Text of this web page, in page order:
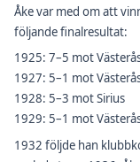
Åke var med om att
följande finalresultat:
1925: 7–5 mot
1927: 5–1 mot
1928: 5–3 mot Sirius
1929: 5–1 mot
1932 följde han